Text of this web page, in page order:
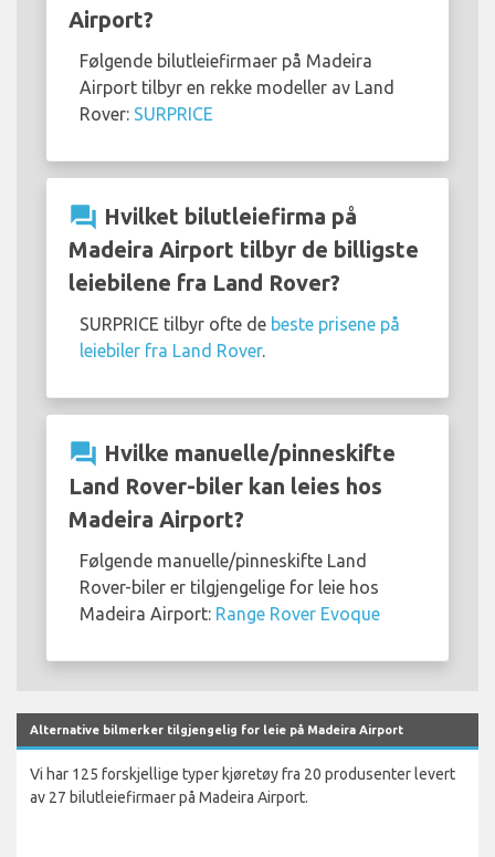
Airport?
Følgende bilutleiefirmaer på Madeira
Airport tilbyr en rekke modeller av Land
Rover: SURPRICE
question_answer Hvilket bilutleiefirma på
Madeira Airport tilbyr de billigste
leiebilene fra Land Rover?
SURPRICE tilbyr ofte de beste prisene på
leiebiler fra Land Rover.
question_answer Hvilke manuelle/pinneskifte
Land Rover-biler kan leies hos
Madeira Airport?
Følgende manuelle/pinneskifte Land
Rover-biler er tilgjengelige for leie hos
Madeira Airport: Range Rover Evoque
Alternative bilmerker tilgjengelig for leie på Madeira Airport
Vi har 125 forskjellige typer kjøretøy fra 20 produsenter levert
av 27 bilutleiefirmaer på Madeira Airport.